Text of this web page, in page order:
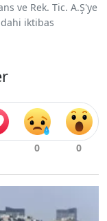
ve Rek. Tic. A.Ş'ye
iktibas